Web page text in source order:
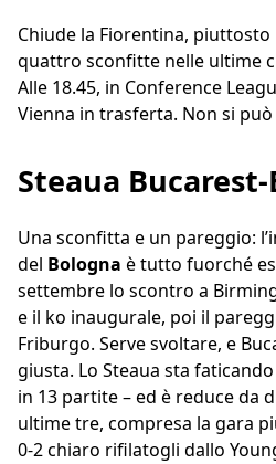
Chiude la Fiorentina, piuttosto
quattro sconfitte nelle ultime
Alle 18.45, in Conference
Vienna in trasferta. Non si
Steaua
Una sconfitta e un pareggio:
del Bologna è tutto fuorché
settembre lo scontro a
e il ko inaugurale, poi il
Friburgo. Serve svoltare, e
giusta. Lo Steaua sta
in 13 partite – ed è reduce da
ultime tre, compresa la gara
0-2 chiaro rifilatogli dallo